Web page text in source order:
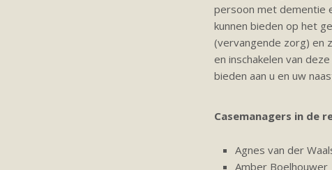
persoon met dementie
kunnen bieden op het
(vervangende zorg) en
en inschakelen van
bieden aan u en uw
Casemanagers in de
Agnes van der
Amber Boelhouwer